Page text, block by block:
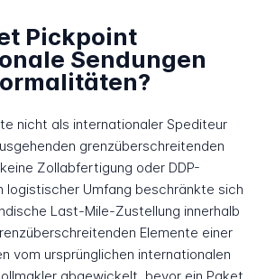
Pickpoint
Sendungen
nicht als internationaler Spediteur
grenzüberschreitenden
Zollabfertigung oder DDP-
logistischer Umfang beschränkte sich
Last-Mile-Zustellung innerhalb
Elemente einer
vom ursprünglichen internationalen